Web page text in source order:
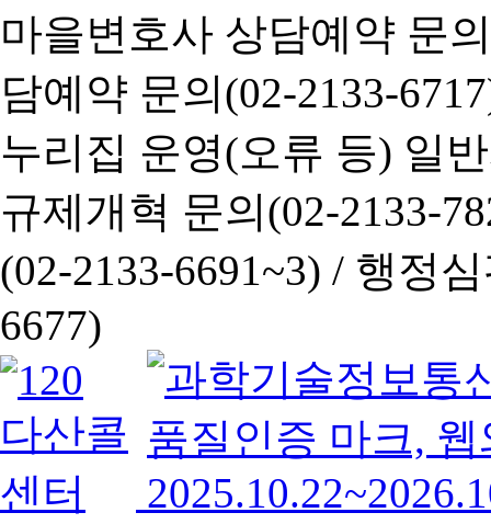
마을변호사 상담예약 문
담예약 문의(02-2133-
누리집 운영(오류 등) 일
규제개혁 문의(02-2133-
(02-2133-6691~3) / 행정심
6677)